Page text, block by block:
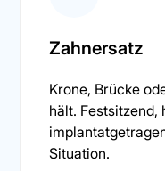
Zahnersatz
Krone, Brücke
hält. Festsitzend,
Situation.